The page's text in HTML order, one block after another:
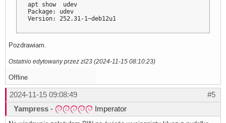
apt show  udev
Package: udev
Version: 252.31-1~deb12u1
Pozdrawiam.
Ostatnio edytowany przez zl23 (2024-11-15 08:10:23)
Offline
#5
2024-11-15 09:08:49
Yampress - Imperator